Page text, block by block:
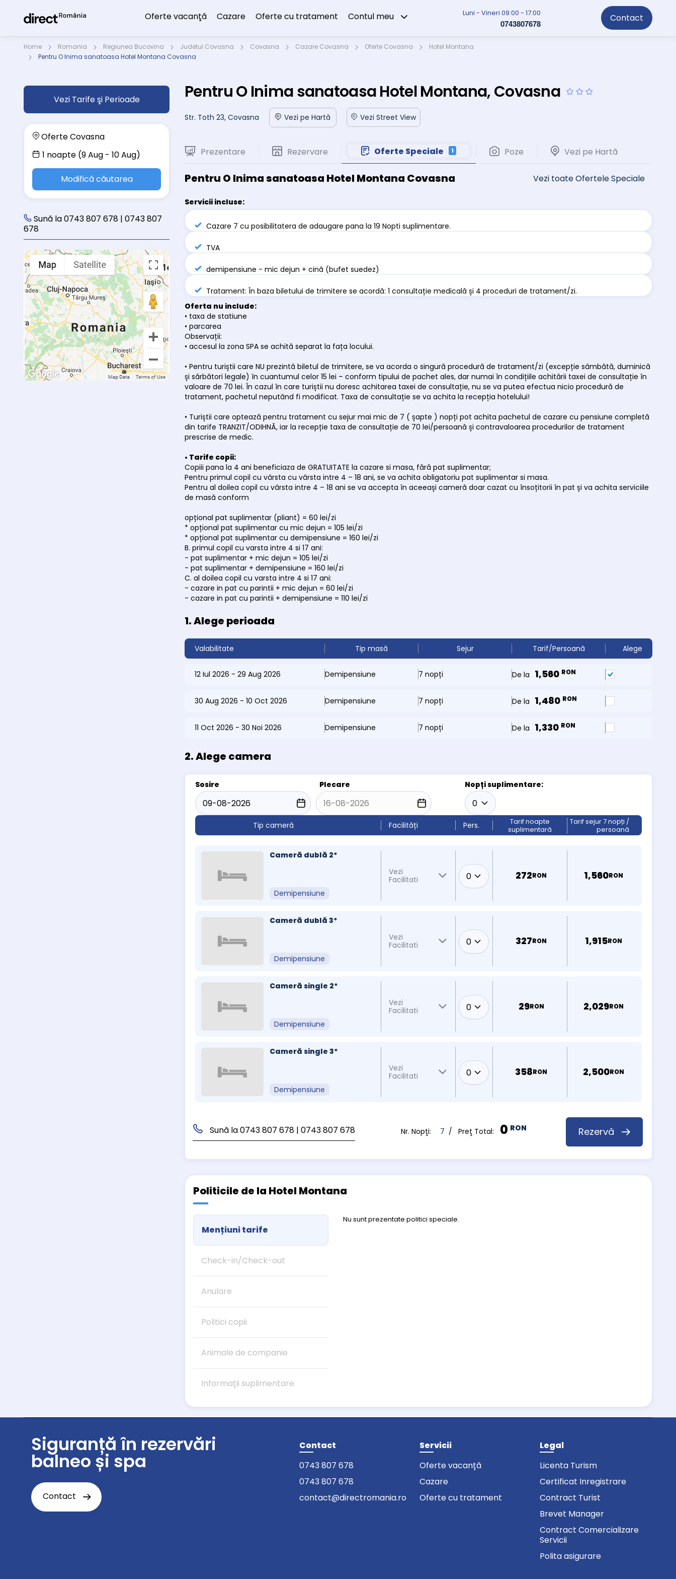
Oferte vacanţă Cazare Oferte cu tratament Contul meu Luni - Vineri 09:00 - 17:00
0743807678 Contact
Home Romania Regiunea Bucovina Judetul Covasna Covasna Cazare Covasna Oferte Covasna
Hotel Montana
Pentru O Inima sanatoasa Hotel Montana Covasna
Vezi Tarife şi Perioade
Oferte Covasna
1 noapte (9 Aug - 10 Aug)
Modifică căutarea
Sună la 0743 807 678 | 0743 807
678
Pentru O Inima sanatoasa Hotel Montana, Covasna
Str. Toth 23, Covasna Vezi pe Hartă Vezi Street View
Prezentare Rezervare Oferte Speciale 1 Poze Vezi pe Hartă
Vezi toate Ofertele Speciale
Pentru O Inima sanatoasa Hotel Montana Covasna
Servicii incluse:
Cazare 7 cu posibilitatera de adaugare pana la 19 Nopti suplimentare.
TVA
demipensiune - mic dejun + cină (bufet suedez)
Tratament: În baza biletului de trimitere se acordă: 1 consultație medicală și 4 proceduri de tratament/zi.
Oferta nu include:
• taxa de statiune
• parcarea
Observații:
• accesul la zona SPA se achită separat la fața locului.
• Pentru turiștii care NU prezintă biletul de trimitere, se va acorda o singură procedură de tratament/zi (excepție sâmbătă, duminică
și sărbători legale) în cuantumul celor 15 lei – conform tipului de pachet ales, dar numai în condițiile achitării taxei de consultație în
valoare de 70 lei. În cazul în care turiștii nu doresc achitarea taxei de consultație, nu se va putea efectua nicio procedură de
tratament, pachetul neputând fi modificat. Taxa de consultație se va achita la recepția hotelului!
• Turiștii care optează pentru tratament cu sejur mai mic de 7 ( șapte ) nopți pot achita pachetul de cazare cu pensiune completă
din tarife TRANZIT/ODIHNĂ, iar la recepție taxa de consultație de 70 lei/persoană și contravaloarea procedurilor de tratament
prescrise de medic.
• Tarife copii:
Copiii pana la 4 ani beneficiaza de GRATUITATE la cazare si masa, fără pat suplimentar;
Pentru primul copil cu vârsta cu vârsta intre 4 – 18 ani, se va achita obligatoriu pat suplimentar si masa.
Pentru al doilea copil cu vârsta intre 4 – 18 ani se va accepta în aceeași cameră doar cazat cu însoțitorii în pat și va achita serviciile
de masă conform
opțional pat suplimentar (pliant) = 60 lei/zi
* opțional pat suplimentar cu mic dejun = 105 lei/zi
* opțional pat suplimentar cu demipensiune = 160 lei/zi
B. primul copil cu varsta intre 4 si 17 ani:
- pat suplimentar + mic dejun = 105 lei/zi
- pat suplimentar + demipensiune = 160 lei/zi
C. al doilea copil cu varsta intre 4 si 17 ani:
- cazare in pat cu parintii + mic dejun = 60 lei/zi
- cazare in pat cu parintii + demipensiune = 110 lei/zi
1. Alege perioada
Valabilitate Tip masă Sejur Tarif/Persoană Alege
12 Iul 2026 - 29 Aug 2026 Demipensiune 7 nopți De la 1,560 RON
30 Aug 2026 - 10 Oct 2026 Demipensiune 7 nopți De la 1,480 RON
11 Oct 2026 - 30 Noi 2026 Demipensiune 7 nopți De la 1,330 RON
2. Alege camera
Sosire Plecare Nopți suplimentare:
Tip cameră Facilități Pers.
Tarif noapte
suplimentară
Tarif sejur 7 nopți /
persoană
Cameră dublă 2*
Demipensiune
Vezi
Facilitati
272RON 1,560RON
Cameră dublă 3*
Demipensiune
Vezi
Facilitati
327RON 1,915RON
Cameră single 2*
Demipensiune
Vezi
Facilitati
29RON 2,029RON
Cameră single 3*
Demipensiune
Vezi
Facilitati
358RON 2,500RON
Sună la 0743 807 678 | 0743 807 678 Nr. Nopţi: 7 / Preţ Total: 0 RON Rezervă
Politicile de la Hotel Montana
Mențiuni tarife
Check-in/Check-out
Anulare
Politici copii
Animale de companie
Informații suplimentare
Nu sunt prezentate politici speciale.
Siguranță în rezervări
balneo și spa
Contact
Contact
0743 807 678
0743 807 678
contact@directromania.ro
Servicii
Oferte vacanță
Cazare
Oferte cu tratament
Legal
Licenta Turism
Certificat Inregistrare
Contract Turist
Brevet Manager
Contract Comercializare
Servicii
Polita asigurare